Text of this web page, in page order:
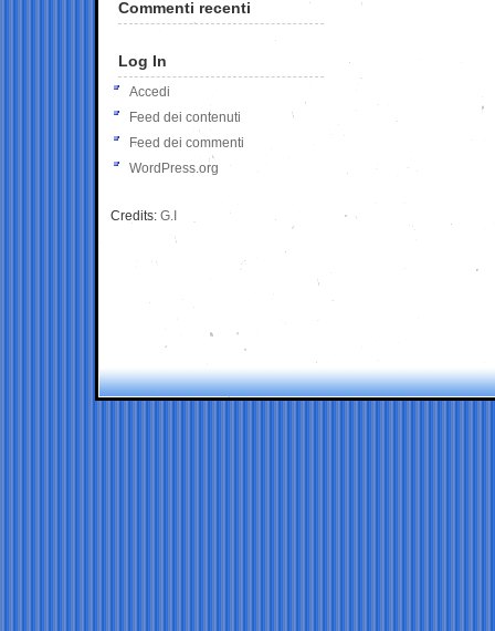
Commenti recenti
Log In
Accedi
Feed dei contenuti
Feed dei commenti
WordPress.org
Credits: G.I